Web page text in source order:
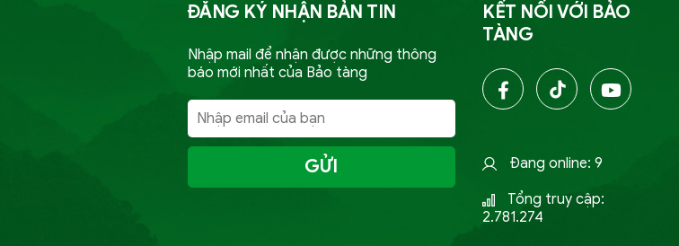
ĐĂNG KÝ NHẬN BẢN TIN
Nhập mail để nhận được những thông
báo mới nhất của Bảo tàng
GỬI
KẾT NỐI VỚI BẢO
TÀNG
Đang online: 9
Tổng truy cập:
2.781.274